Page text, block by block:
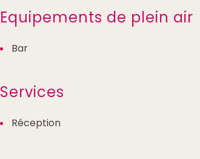
Equipements de plein air
Bar
Services
Réception